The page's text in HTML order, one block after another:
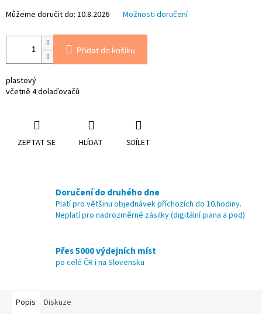
Můžeme doručit do: 10.8.2026 Možnosti doručení
Přidat do košíku
plastový
včetně 4 dolaďovačů
ZEPTAT SE HLÍDAT SDÍLET
Doručení do druhého dne
Platí pro většinu objednávek příchozích do 10.hodiny.
Neplatí pro nadrozměrné zásilky (digitální piana a pod)
Přes 5000 výdejních míst
po celé ČR i na Slovensku
Popis Diskuze